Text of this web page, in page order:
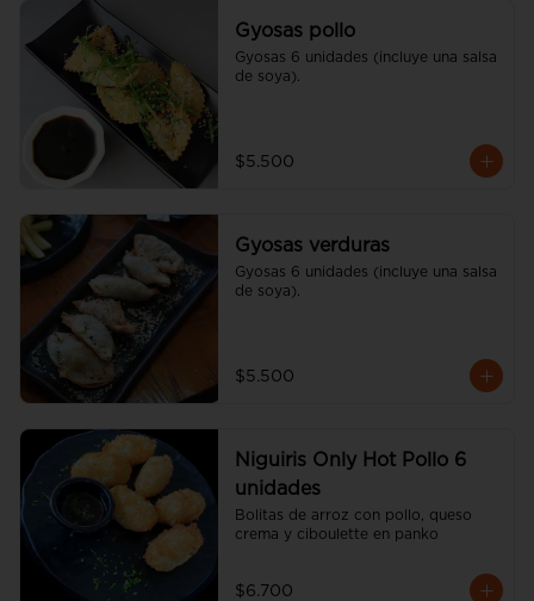
Gyosas pollo
Gyosas 6 unidades (incluye una salsa
de soya).
$5.500
Gyosas verduras
Gyosas 6 unidades (incluye una salsa
de soya).
$5.500
Niguiris Only Hot Pollo 6
unidades
Bolitas de arroz con pollo, queso
crema y ciboulette en panko
$6.700